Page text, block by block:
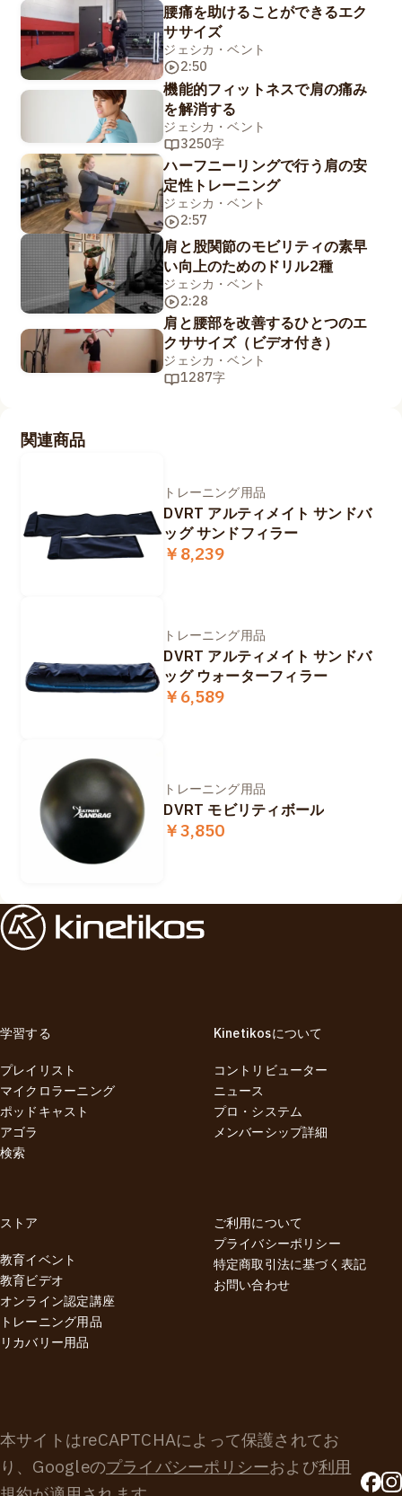
腰痛を助けることができるエク
ササイズ
ジェシカ・ベント
2:50
機能的フィットネスで肩の痛み
を解消する
ジェシカ・ベント
3250字
ハーフニーリングで行う肩の安
定性トレーニング
ジェシカ・ベント
2:57
肩と股関節のモビリティの素早
い向上のためのドリル2種
ジェシカ・ベント
2:28
肩と腰部を改善するひとつのエ
クササイズ（ビデオ付き）
ジェシカ・ベント
1287字
関連商品
トレーニング用品
DVRT アルティメイト サンドバ
ッグ サンドフィラー
￥8,239
トレーニング用品
DVRT アルティメイト サンドバ
ッグ ウォーターフィラー
￥6,589
トレーニング用品
DVRT モビリティボール
￥3,850
学習する
プレイリスト
マイクロラーニング
ポッドキャスト
アゴラ
検索
Kinetikosについて
コントリビューター
ニュース
プロ・システム
メンバーシップ詳細
ストア
教育イベント
教育ビデオ
オンライン認定講座
トレーニング用品
リカバリー用品
ご利用について
プライバシーポリシー
特定商取引法に基づく表記
お問い合わせ
本サイトはreCAPTCHAによって保護されてお
り、Googleのプライバシーポリシーおよび利用